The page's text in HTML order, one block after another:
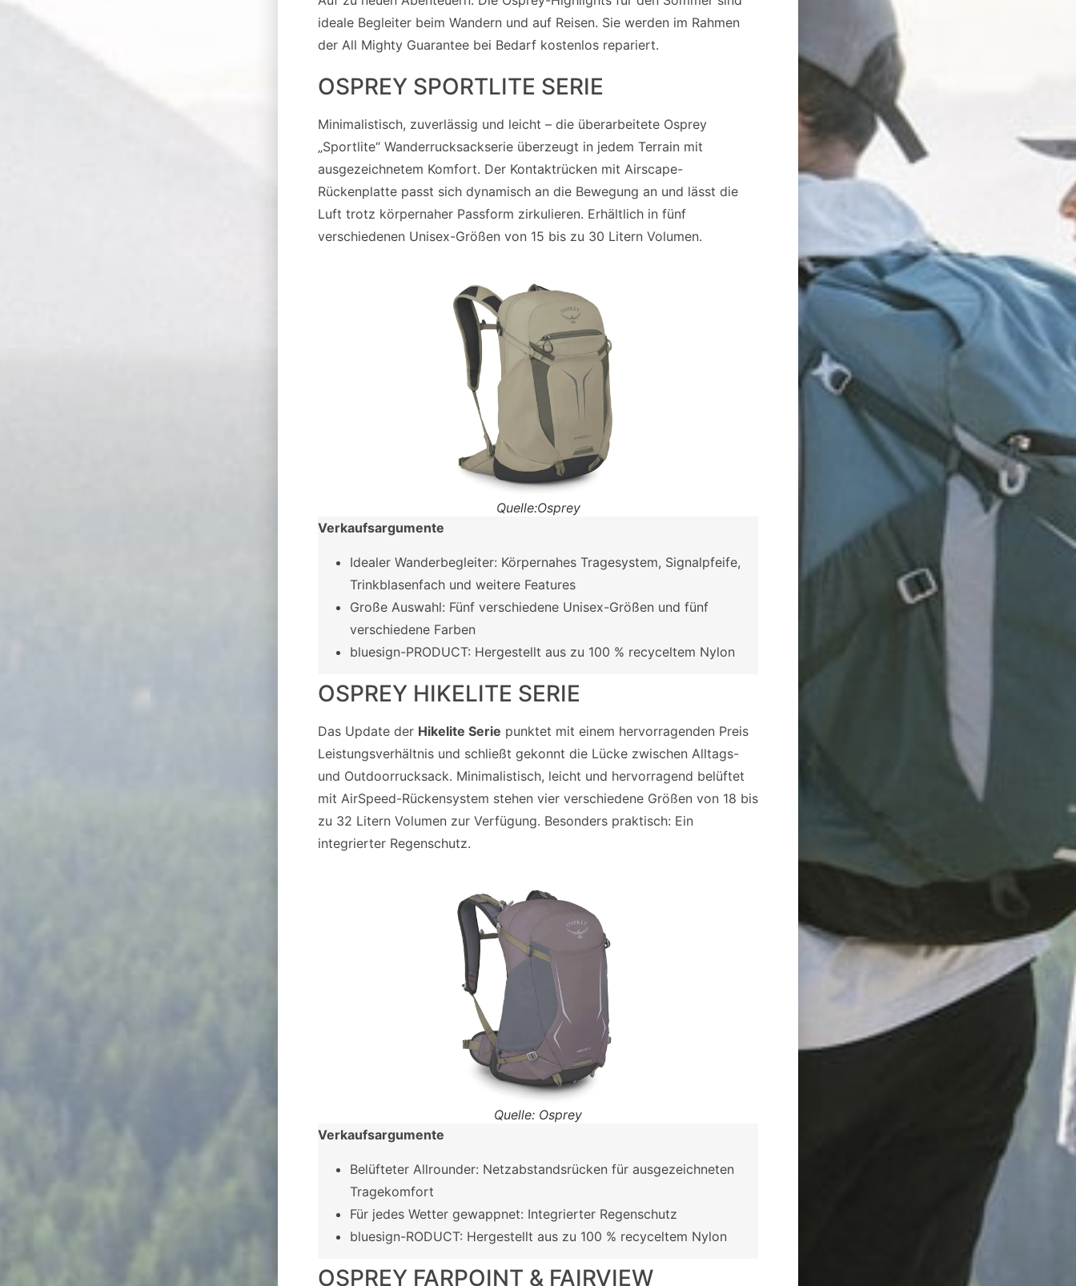
ideale Begleiter beim Wandern und auf Reisen. Sie werden im Rahmen
der All Mighty Guarantee bei Bedarf kostenlos repariert.
OSPREY SPORTLITE SERIE
Minimalistisch, zuverlässig und leicht – die überarbeitete Osprey
„Sportlite“ Wanderrucksackserie überzeugt in jedem Terrain mit
ausgezeichnetem Komfort. Der Kontaktrücken mit Airscape-
Rückenplatte passt sich dynamisch an die Bewegung an und lässt die
Luft trotz körpernaher Passform zirkulieren. Erhältlich in fünf
verschiedenen Unisex-Größen von 15 bis zu 30 Litern Volumen.
Quelle:Osprey
Verkaufsargumente
Idealer Wanderbegleiter: Körpernahes Tragesystem, Signalpfeife,
Trinkblasenfach und weitere Features
Große Auswahl: Fünf verschiedene Unisex-Größen und fünf
verschiedene Farben
bluesign-PRODUCT: Hergestellt aus zu 100 % recyceltem Nylon
OSPREY HIKELITE SERIE
Das Update der Hikelite Serie punktet mit einem hervorragenden Preis
Leistungsverhältnis und schließt gekonnt die Lücke zwischen Alltags-
und Outdoorrucksack. Minimalistisch, leicht und hervorragend belüftet
mit AirSpeed-Rückensystem stehen vier verschiedene Größen von 18 bis
zu 32 Litern Volumen zur Verfügung. Besonders praktisch: Ein
integrierter Regenschutz.
Quelle: Osprey
Verkaufsargumente
Belüfteter Allrounder: Netzabstandsrücken für ausgezeichneten
Tragekomfort
Für jedes Wetter gewappnet: Integrierter Regenschutz
bluesign-RODUCT: Hergestellt aus zu 100 % recyceltem Nylon
OSPREY FARPOINT & FAIRVIEW